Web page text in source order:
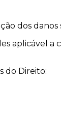
dos danos
aplicável a
do Direito: